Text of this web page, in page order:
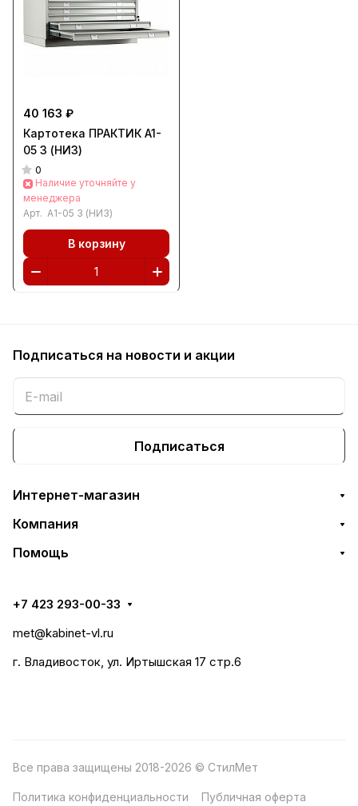
40 163 ₽
Картотека ПРАКТИК A1-
05 3 (НИЗ)
0
Наличие уточняйте у
менеджера
Арт. A1-05 3 (НИЗ)
В корзину
Подписаться на новости и акции
Подписаться
Интернет-магазин
Компания
Помощь
+7 423 293-00-33
met@kabinet-vl.ru
г. Владивосток, ул. Иртышская 17 стр.6
Все права защищены 2018-2026 © СтилМет
Политика конфиденциальности Публичная оферта